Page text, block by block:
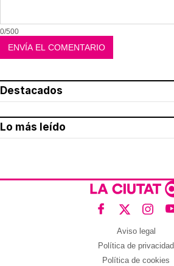
0/500
Destacados
Lo más leído
Aviso legal
Política de privacidad
Política de cookies